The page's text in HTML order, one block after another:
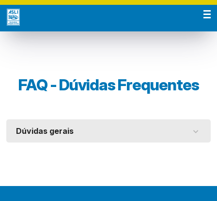
FAQ - Dúvidas Frequentes
Dúvidas gerais